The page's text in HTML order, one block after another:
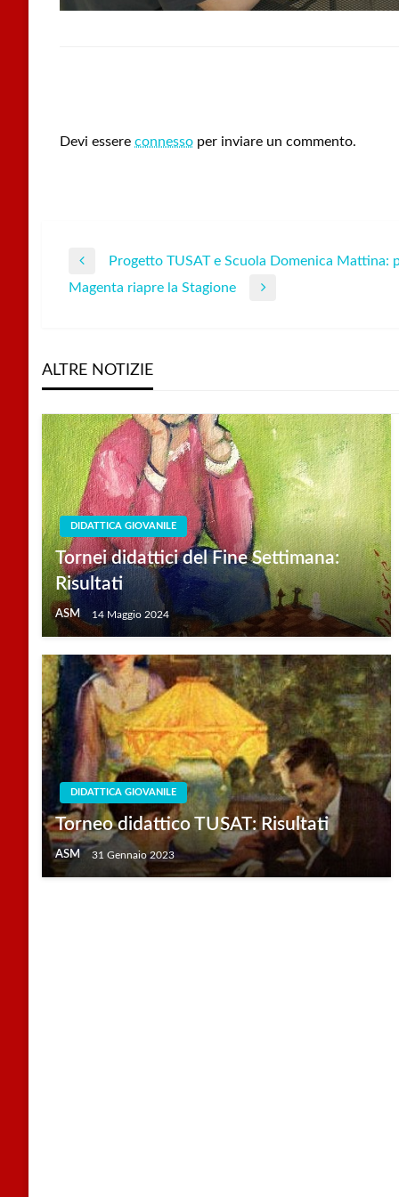
Devi essere connesso per inviare un commento.
Navigazione
Previous
Post
Progetto TUSAT e Scuola Domenica Mattina:
Next
Magenta riapre la Stagione
ALTRE NOTIZIE
DIDATTICA GIOVANILE
Tornei didattici del Fine Settimana:
Risultati
ASM 14 Maggio 2024
DIDATTICA GIOVANILE
Torneo didattico TUSAT: Risultati
ASM 31 Gennaio 2023